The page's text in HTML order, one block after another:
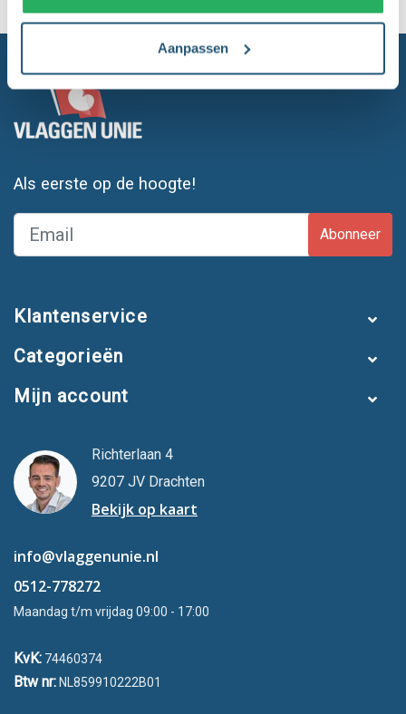
Aanpassen
Als eerste op de hoogte!
Abonneer
Klantenservice
Categorieën
Mijn account
Richterlaan 4
9207 JV Drachten
Bekijk op kaart
info@vlaggenunie.nl
0512-778272
Maandag t/m vrijdag 09:00 - 17:00
KvK: 74460374
Btw nr: NL859910222B01